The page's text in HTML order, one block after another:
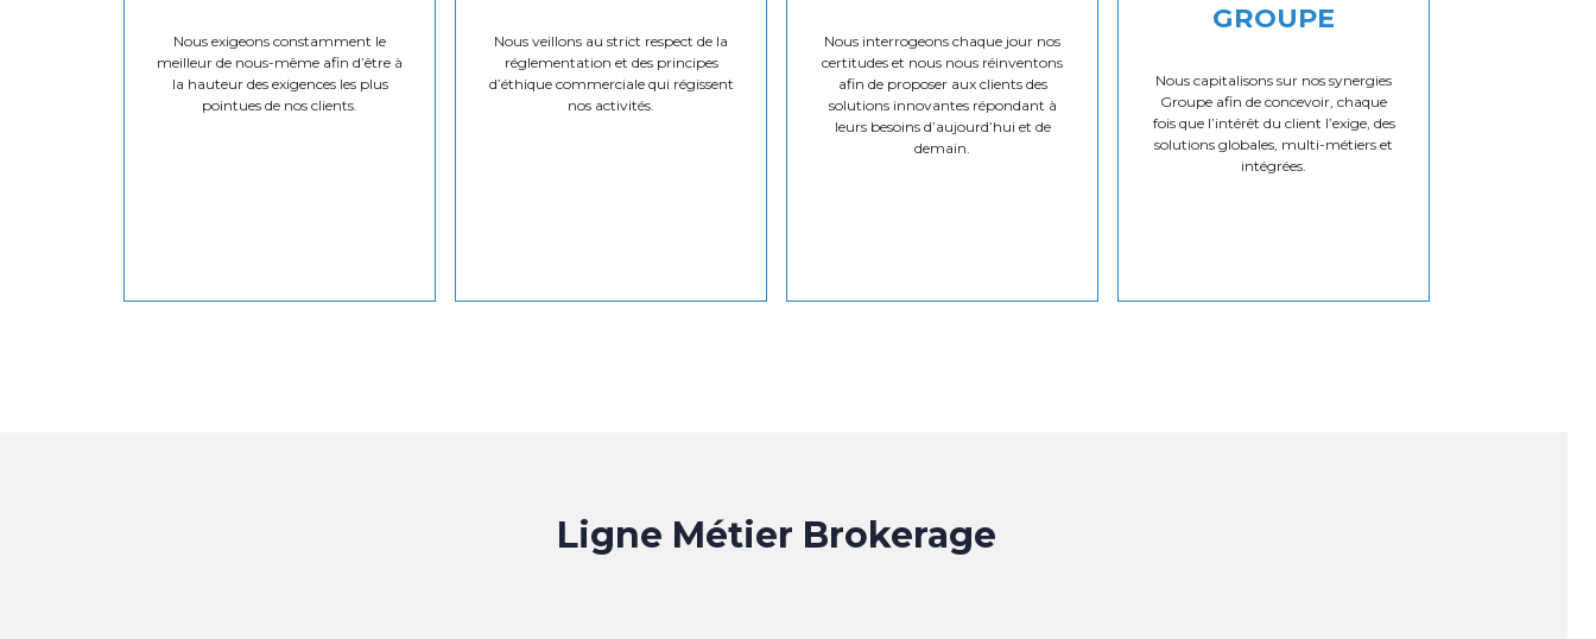
Nous exigeons constamment le
meilleur de nous-même afin d’être à
la hauteur des exigences les plus
pointues de nos clients.
Nous veillons au strict respect de la
réglementation et des principes
d’éthique commerciale qui régissent
nos activités.
Nous interrogeons chaque jour nos
certitudes et nous nous réinventons
afin de proposer aux clients des
solutions innovantes répondant à
leurs besoins d’aujourd’hui et de
demain.
GROUPE
Nous capitalisons sur nos synergies
Groupe afin de concevoir, chaque
fois que l’intérêt du client l’exige, des
solutions globales, multi-métiers et
intégrées.
Ligne Métier Brokerage